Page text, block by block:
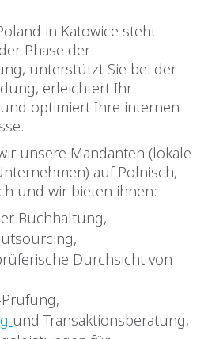
in Katowice steht
Phase der
unterstützt Sie bei der
erleichtert Ihr
optimiert Ihre internen
unsere Mandanten (lokale
auf Polnisch,
und wir bieten ihnen:
Buchhaltung,
Durchsicht von
und Transaktionsberatung,